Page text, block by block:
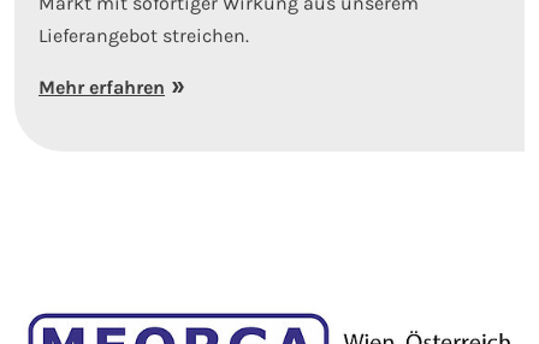
Lieferangebot streichen.
Mehr erfahren